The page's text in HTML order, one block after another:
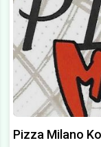
Pizza Milano